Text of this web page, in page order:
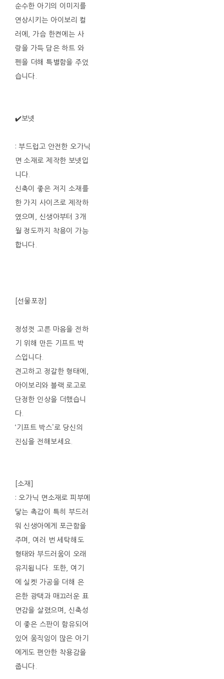
순수한 아기의 이미지를
연상시키는 아이보리 컬
러에, 가슴 한켠에는 사
랑을 가득 담은 하트 와
펜을 더해 특별함을 주었
습니다.
✔️보넷
: 부드럽고 안전한 오가닉
면 소재로 제작한 보넷입
니다.
신축이 좋은 저지 소재를
한 가지 사이즈로 제작하
였으며, 신생아부터 3개
월 정도까지 착용이 가능
합니다.
[선물포장]
정성껏 고른 마음을 전하
기 위해 만든 기프트 박
스입니다.
견고하고 정갈한 형태에,
아이보리와 블랙 로고로
단정한 인상을 더했습니
다.
‘기프트 박스’로 당신의
진심을 전해보세요.
[소재]
: 오가닉 면소재로 피부에
닿는 촉감이 특히 부드러
워 신생아에게 포근함을
주며, 여러 번 세탁해도
형태와 부드러움이 오래
유지됩니다. 또한, 여기
에 실켓 가공을 더해 은
은한 광택과 매끄러운 표
면감을 살렸으며, 신축성
이 좋은 스판이 함유되어
있어 움직임이 많은 아기
에게도 편안한 착용감을
줍니다.